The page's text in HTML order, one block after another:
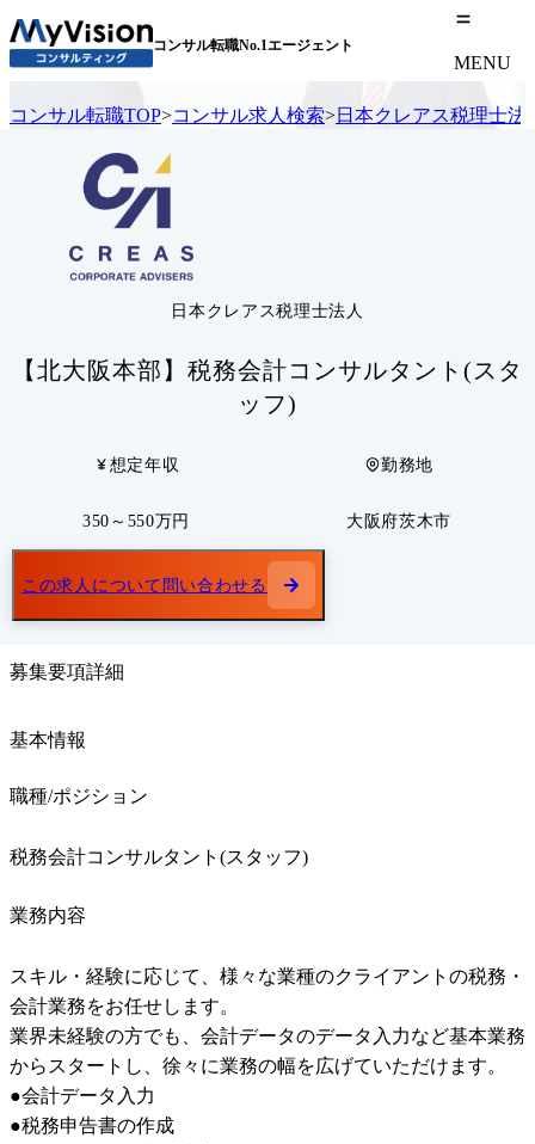
コンサル転職No.1エージェント
MENU
コンサル転職TOP>コンサル求人検索>日本クレアス税理士法
日本クレアス税理士法人
【北大阪本部】税務会計コンサルタント(スタ
ッフ)
想定年収
350～550万円
勤務地
大阪府茨木市
この求人について問い合わせる
募集要項詳細
基本情報
職種/ポジション
税務会計コンサルタント(スタッフ)
業務内容
スキル・経験に応じて、様々な業種のクライアントの税務・
会計業務をお任せします。
業界未経験の方でも、会計データのデータ入力など基本業務
からスタートし、徐々に業務の幅を広げていただけます。
●会計データ入力
●税務申告書の作成